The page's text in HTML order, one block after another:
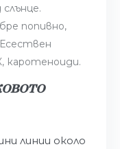
попивно,
каротеноиди.
линии около